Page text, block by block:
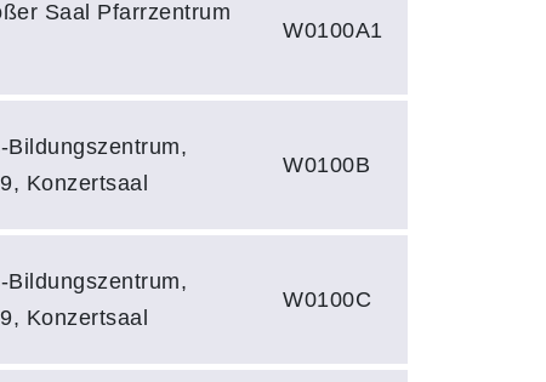
Saal Pfarrzentrum
W0100A1
Konzertsaal
W0100B
Konzertsaal
W0100C